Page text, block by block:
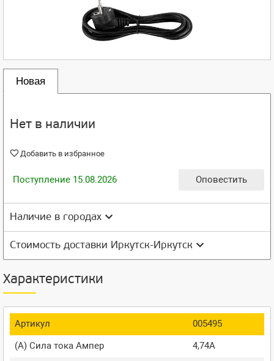
Новая
Нет в наличии
Добавить в избранное
Поступление 15.08.2026 Оповестить
Наличие в городах
Стоимость доставки Иркутск-Иркутск
Характеристики
Артикул
005495
(A) Сила тока Ампер
4,74A